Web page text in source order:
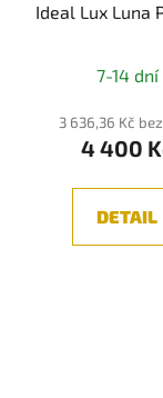
Ideal Lux Luna
7-14 dní
3 636,36 Kč
4 400
DETAIL